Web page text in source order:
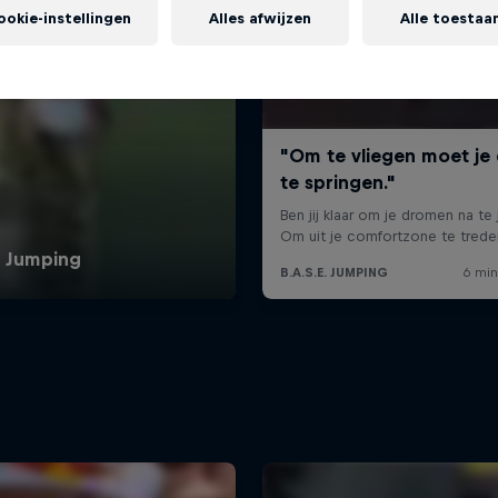
instellingen Alles afwijzen Alle